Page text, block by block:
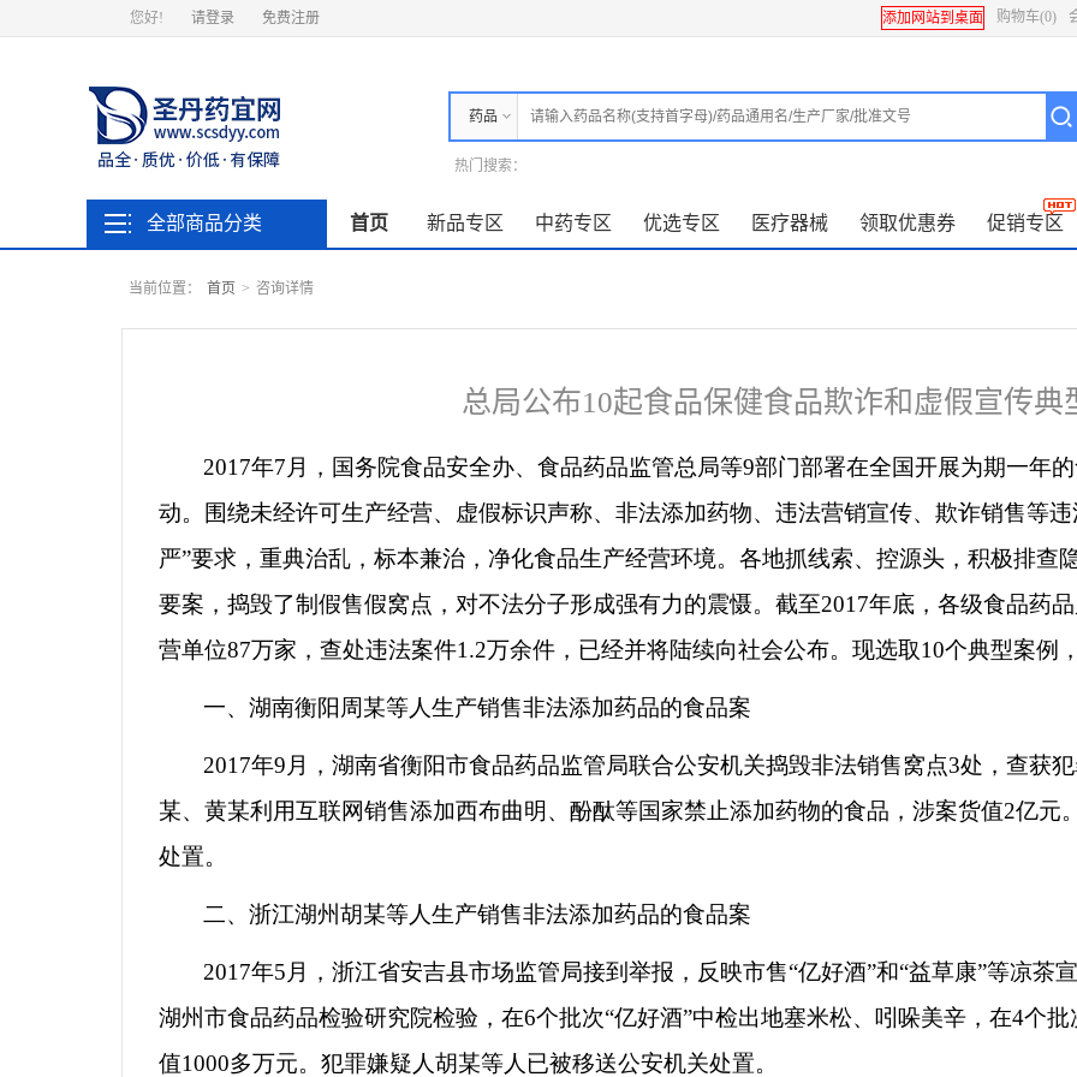
您好! 请登录 免费注册 添加网站到桌面 购物车(0)
药品
热门搜索：
全部商品分类 首页 新品专区 中药专区 优选专区 医疗器械 领取优惠券 促销专区
当前位置： 首页 > 咨询详情
总局公布10起食品保健食品欺诈和虚假宣传典